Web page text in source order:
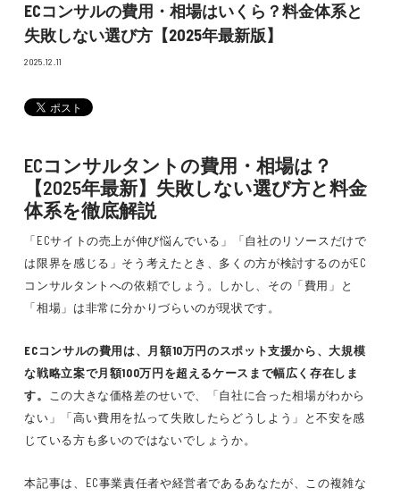
ECコンサルの費用・相場はいくら？料金体系と
失敗しない選び方【2025年最新版】
2025.12.11
ECコンサルタントの費用・相場は？
【2025年最新】失敗しない選び方と料金
体系を徹底解説
「ECサイトの売上が伸び悩んでいる」「自社のリソースだけで
は限界を感じる」そう考えたとき、多くの方が検討するのがEC
コンサルタントへの依頼でしょう。しかし、その「費用」と
「相場」は非常に分かりづらいのが現状です。
ECコンサルの費用は、月額10万円のスポット支援から、大規模
な戦略立案で月額100万円を超えるケースまで幅広く存在しま
す。
この大きな価格差のせいで、「自社に合った相場がわから
ない」「高い費用を払って失敗したらどうしよう」と不安を感
じている方も多いのではないでしょうか。
本記事は、EC事業責任者や経営者であるあなたが、この複雑な